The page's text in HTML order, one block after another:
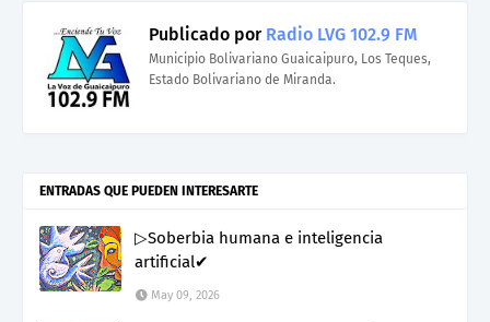
Publicado porRadio LVG 102.9 FM
Municipio Bolivariano Guaicaipuro, Los Teques,
Estado Bolivariano de Miranda.
ENTRADAS QUE PUEDEN INTERESARTE
▷Soberbia humana e inteligencia
artificial✔
May 09, 2026